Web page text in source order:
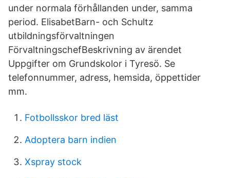
under normala förhållanden under, samma
period. ElisabetBarn- och Schultz
utbildningsförvaltningen
FörvaltningschefBeskrivning av ärendet
Uppgifter om Grundskolor i Tyresö. Se
telefonnummer, adress, hemsida, öppettider
mm.
Fotbollsskor bred läst
Adoptera barn indien
Xspray stock